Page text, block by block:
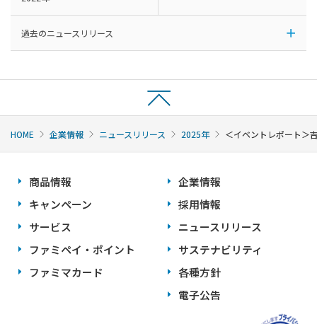
過去のニュースリリース
HOME 企業情報 ニュースリリース 2025年 ＜イベントレポート＞
商品情報
キャンペーン
サービス
ファミペイ・ポイント
ファミマカード
企業情報
採用情報
ニュースリリース
サステナビリティ
各種方針
電子公告